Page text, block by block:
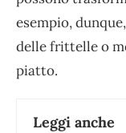
esempio,
delle frittelle o
piatto.
Leggi anche